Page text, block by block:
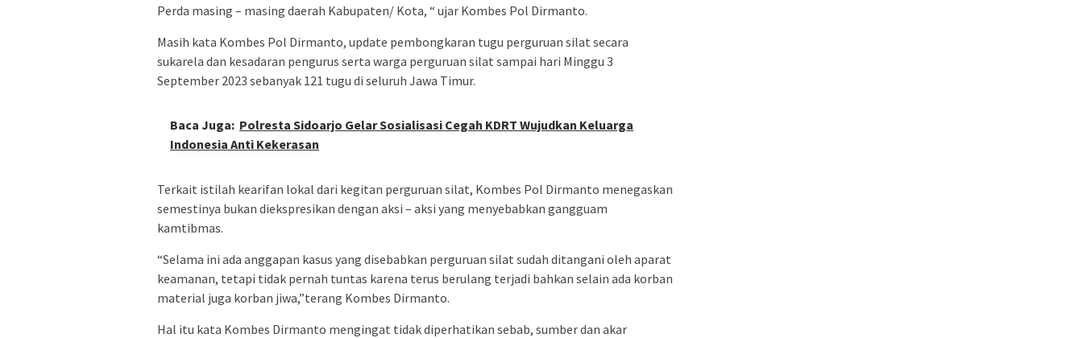
Perda masing – masing daerah Kabupaten/ Kota, “ ujar Kombes Pol Dirmanto.
Masih kata Kombes Pol Dirmanto, update pembongkaran tugu perguruan silat secara
sukarela dan kesadaran pengurus serta warga perguruan silat sampai hari Minggu 3
September 2023 sebanyak 121 tugu di seluruh Jawa Timur.
Baca Juga: Polresta Sidoarjo Gelar Sosialisasi Cegah KDRT Wujudkan Keluarga
Indonesia Anti Kekerasan
Terkait istilah kearifan lokal dari kegitan perguruan silat, Kombes Pol Dirmanto menegaskan
semestinya bukan diekspresikan dengan aksi – aksi yang menyebabkan gangguam
kamtibmas.
“Selama ini ada anggapan kasus yang disebabkan perguruan silat sudah ditangani oleh aparat
keamanan, tetapi tidak pernah tuntas karena terus berulang terjadi bahkan selain ada korban
material juga korban jiwa,”terang Kombes Dirmanto.
Hal itu kata Kombes Dirmanto mengingat tidak diperhatikan sebab, sumber dan akar